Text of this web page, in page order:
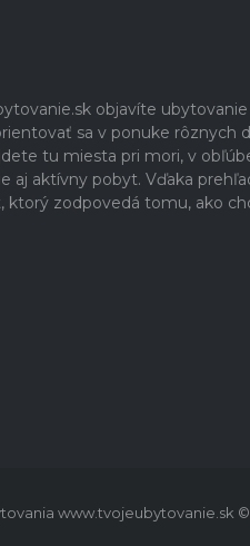
objavíte
sa v ponuke rôznych
tu miesta pri mori, v
aj aktívny pobyt. Vďaka
ktorý zodpovedá tomu, ako
www.tvojeubytovanie.sk ©